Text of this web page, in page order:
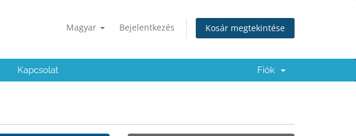
Magyar Bejelentkezés Kosár megtekintése
Kapcsolat Fiók